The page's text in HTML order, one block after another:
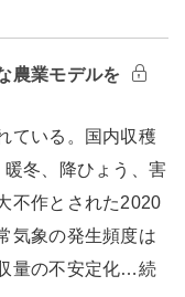
農業モデルを
ている。国内収穫
冬、降ひょう、害
不作とされた2020
気象の発生頻度は
量の不安定化…続